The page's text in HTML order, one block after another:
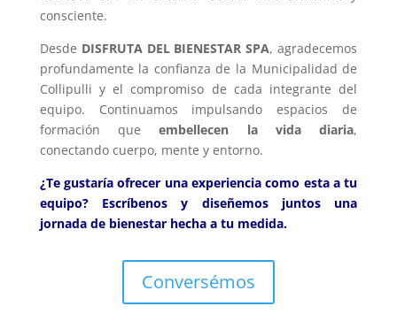
consciente.
Desde DISFRUTA DEL BIENESTAR SPA, agradecemos
profundamente la confianza de la Municipalidad de
Collipulli y el compromiso de cada integrante del
equipo. Continuamos impulsando espacios de
formación queembellecen la vida diaria,
conectando cuerpo, mente y entorno.
¿Te gustaría ofrecer una experiencia como esta a tu
equipo? Escríbenos y diseñemos juntos una
jornada de bienestar hecha a tu medida.
Conversémos